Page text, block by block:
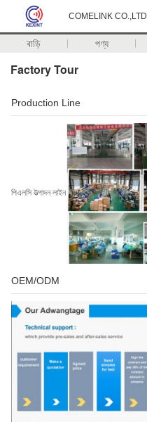
COMELINK CO.,LTD
বাড়ি পণ্য
Factory Tour
Production Line
পিএলসি উত্পাদন লাইন
OEM/ODM